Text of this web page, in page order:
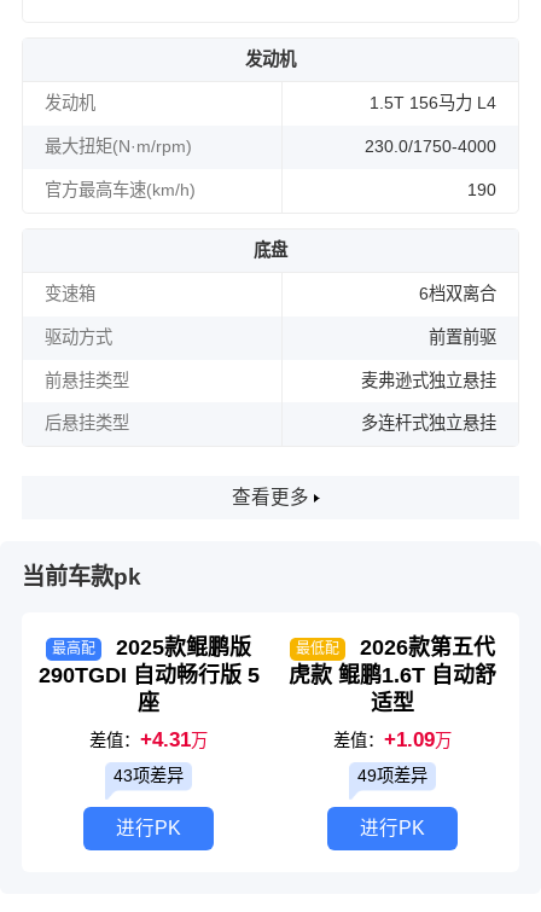
发动机
发动机 1.5T 156马力 L4
最大扭矩(N·m/rpm) 230.0/1750-4000
官方最高车速(km/h) 190
底盘
变速箱 6档双离合
驱动方式 前置前驱
前悬挂类型 麦弗逊式独立悬挂
后悬挂类型 多连杆式独立悬挂
查看更多
当前车款pk
最高配
2025款鲲鹏版
290TGDI 自动畅行版 5
座
差值：+4.31万
43项差异
进行PK
最低配
2026款第五代
虎款 鲲鹏1.6T 自动舒
适型
差值： +1.09万
49项差异
进行PK